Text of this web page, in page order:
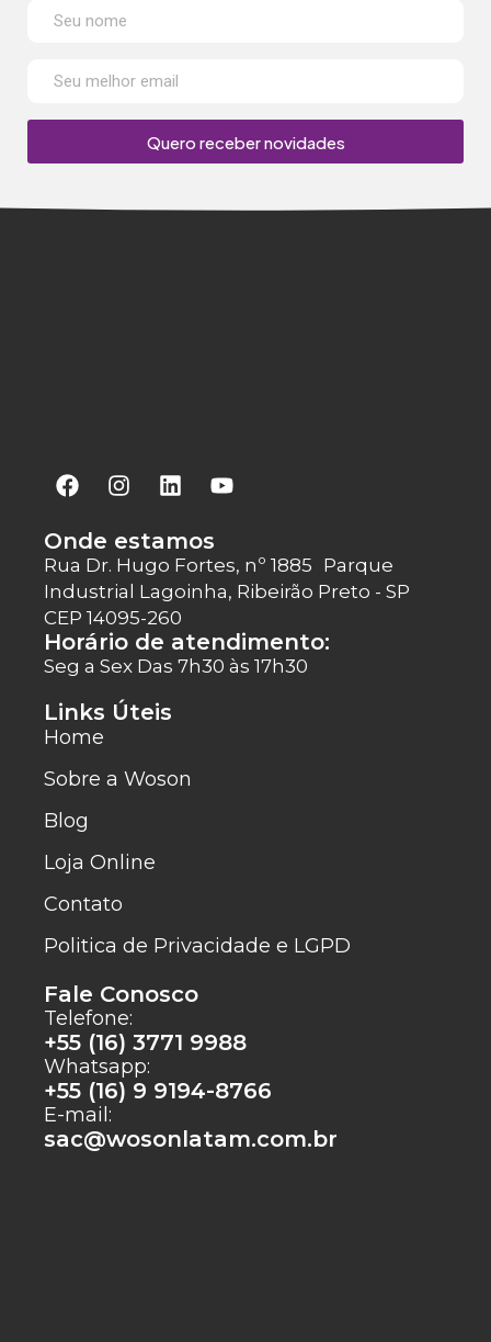
Quero receber novidades
Onde estamos
Rua Dr. Hugo Fortes, nº 1885 Parque
Industrial Lagoinha, Ribeirão Preto - SP
CEP 14095-260
Horário de atendimento:
Seg a Sex Das 7h30 às 17h30
Links Úteis
Home
Sobre a Woson
Blog
Loja Online
Contato
Politica de Privacidade e LGPD
Fale Conosco
Telefone:
+55 (16) 3771 9988
Whatsapp:
+55 (16) 9 9194-8766
E-mail:
sac@wosonlatam.com.br